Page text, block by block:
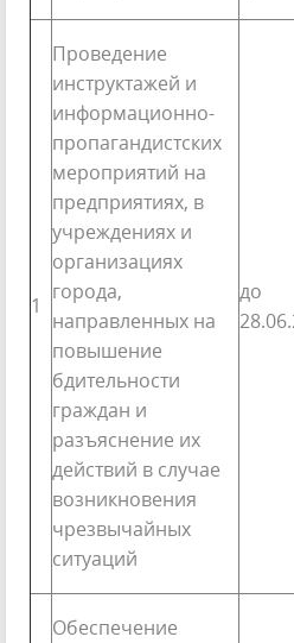
1
Проведение
инструктажей и
информационно-
пропагандистских
мероприятий на
предприятиях, в
учреждениях и
организациях
города,
направленных на
повышение
бдительности
граждан и
разъяснение их
действий в случае
возникновения
чрезвычайных
ситуаций
до
Обеспечение